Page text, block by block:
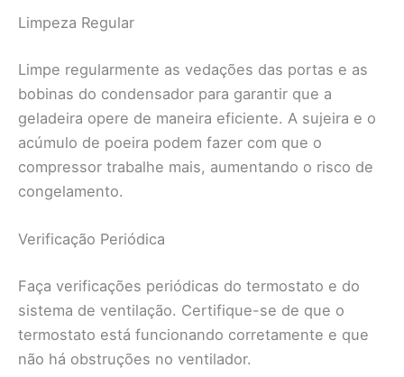
Limpeza Regular
Limpe regularmente as vedações das portas e as
bobinas do condensador para garantir que a
geladeira opere de maneira eficiente. A sujeira e o
acúmulo de poeira podem fazer com que o
compressor trabalhe mais, aumentando o risco de
congelamento.
Verificação Periódica
Faça verificações periódicas do termostato e do
sistema de ventilação. Certifique-se de que o
termostato está funcionando corretamente e que
não há obstruções no ventilador.